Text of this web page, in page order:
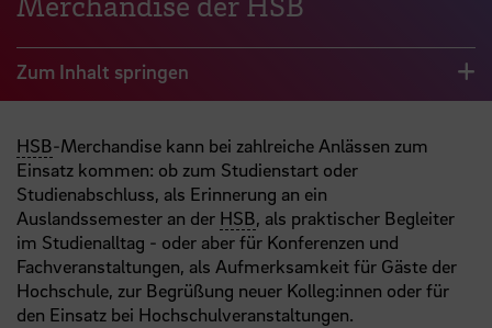
Zum Inhalt springen
HSB-Merchandise kann bei zahlreiche Anlässen zum
Einsatz kommen: ob zum Studienstart oder
Studienabschluss, als Erinnerung an ein
Auslandssemester an der HSB, als praktischer Begleiter
im Studienalltag - oder aber für Konferenzen und
Fachveranstaltungen, als Aufmerksamkeit für Gäste der
Hochschule, zur Begrüßung neuer Kolleg:innen oder für
den Einsatz bei Hochschulveranstaltungen.